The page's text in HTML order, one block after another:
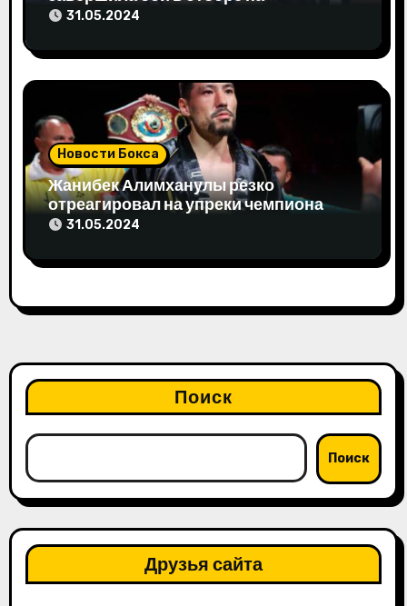
Олимпиаду-2024
31.05.2024
Новости Бокса
Жанибек Алимханулы резко
отреагировал на упреки чемпиона
мира
31.05.2024
Поиск
Поиск
Друзья сайта